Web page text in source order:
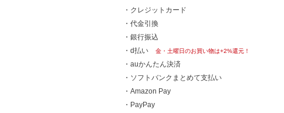
・クレジットカード
・代金引換
・銀行振込
・d払い
金・土曜日のお買い物は+2%還元！
・auかんたん決済
・ソフトバンクまとめて支払い
・Amazon Pay
・PayPay